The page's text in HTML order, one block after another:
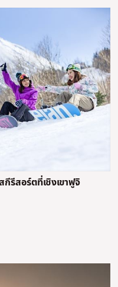
รีสอร์ตที่เชิงเขาฟูจิ